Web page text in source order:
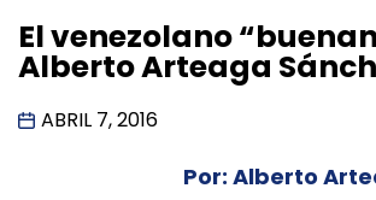
El venezolano
Alberto Arteaga
ABRIL 7, 2016
Por: Alberto